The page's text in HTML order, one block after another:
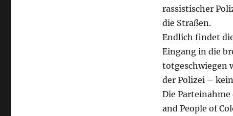
rassistischer
die Straßen.
Endlich findet
Eingang in die
totgeschwiegen
der Polizei –
Die Parteinahme
and People of